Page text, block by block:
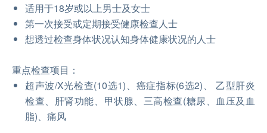
适用于18岁或以上男士及女士
第一次接受或定期接受健康检查人士
想透过检查身体状况认知身体健康状况的人士
重点检查项目：
超声波/X光检查(10选1)、癌症指标(6选2)、 乙型肝炎
检查、肝肾功能、甲状腺、三高检查(糖尿、血压及血
脂)、痛风